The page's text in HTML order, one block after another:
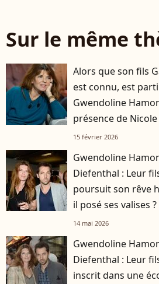
Sur le même
Alors que son fils
est connu, est
Gwendoline
présence de Nicole
15 février 2026
Gwendoline
Diefenthal : Leur
poursuit son rêve
il posé ses valises ?
14 mai 2026
Gwendoline
Diefenthal : Leur
inscrit dans une